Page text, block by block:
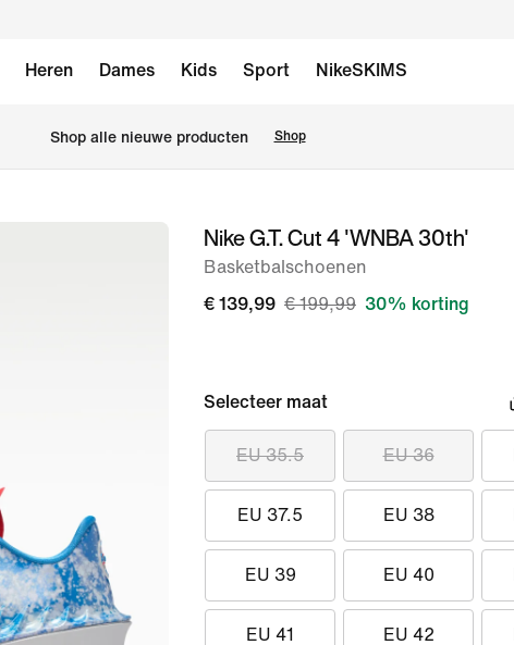
Heren Dames Kids Sport NikeSKIMS
Shop alle nieuwe producten Shop
afbeelding
Nike G.T. Cut 4 'WNBA 30th'
Basketbalschoenen
€ 139,99 € 199,99 30% korting
Selecteer maat
EU 35.5 EU 36
EU 37.5 EU 38
EU 39 EU 40
EU 41 EU 42